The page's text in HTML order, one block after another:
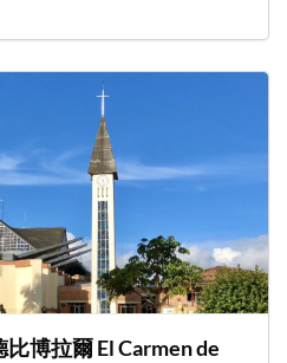
博拉爾 El Carmen de